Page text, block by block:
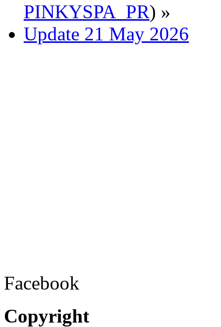
PINKYSPA_PR) »
Update 21 May 2026
Facebook
Copyright